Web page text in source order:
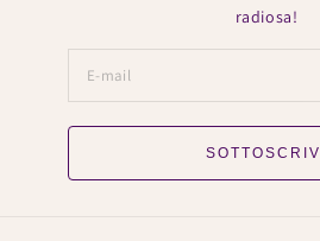
radiosa!
SOTTOSCRIVI